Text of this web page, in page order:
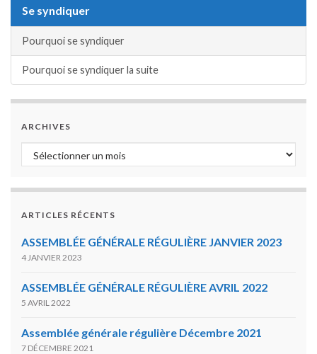
Se syndiquer
Pourquoi se syndiquer
Pourquoi se syndiquer la suite
ARCHIVES
Archives
ARTICLES RÉCENTS
ASSEMBLÉE GÉNÉRALE RÉGULIÈRE JANVIER 2023
4 JANVIER 2023
ASSEMBLÉE GÉNÉRALE RÉGULIÈRE AVRIL 2022
5 AVRIL 2022
Assemblée générale régulière Décembre 2021
7 DÉCEMBRE 2021